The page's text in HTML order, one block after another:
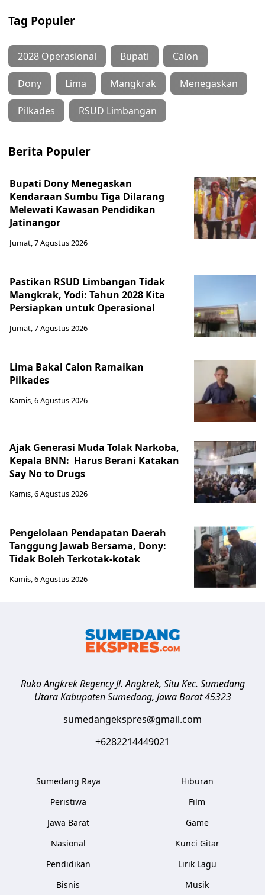
Tag Populer
2028 Operasional Bupati Calon
Dony Lima Mangkrak Menegaskan
Pilkades RSUD Limbangan
Berita Populer
Bupati Dony Menegaskan
Kendaraan Sumbu Tiga Dilarang
Melewati Kawasan Pendidikan
Jatinangor
Jumat, 7 Agustus 2026
Pastikan RSUD Limbangan Tidak
Mangkrak, Yodi: Tahun 2028 Kita
Persiapkan untuk Operasional
Jumat, 7 Agustus 2026
Lima Bakal Calon Ramaikan
Pilkades
Kamis, 6 Agustus 2026
Ajak Generasi Muda Tolak Narkoba,
Kepala BNN: Harus Berani Katakan
Say No to Drugs
Kamis, 6 Agustus 2026
Pengelolaan Pendapatan Daerah
Tanggung Jawab Bersama, Dony:
Tidak Boleh Terkotak-kotak
Kamis, 6 Agustus 2026
Ruko Angkrek Regency Jl. Angkrek, Situ Kec. Sumedang
Utara Kabupaten Sumedang, Jawa Barat 45323
sumedangekspres@gmail.com
+6282214449021
Sumedang Raya
Peristiwa
Jawa Barat
Nasional
Pendidikan
Bisnis
Hiburan
Film
Game
Kunci Gitar
Lirik Lagu
Musik